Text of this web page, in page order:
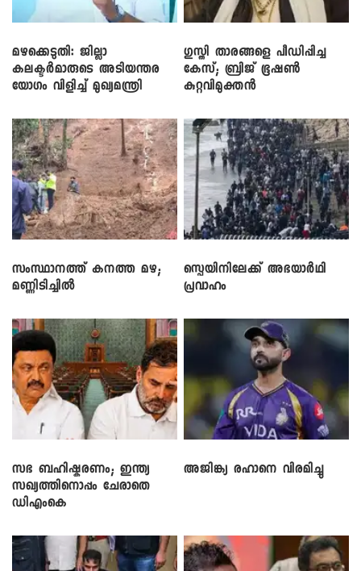
മഴക്കെടുതി: ജില്ലാ
കലക്ടർമാരുടെ അടിയന്തര
യോഗം വിളിച്ച് മുഖ്യമന്ത്രി
​ഗുസ്തി താരങ്ങളെ പീഡിപ്പിച്ച
കേസ്; ബ്രിജ് ഭൂഷൺ
കുറ്റവിമുക്തൻ
സംസ്ഥാനത്ത് കനത്ത മഴ;
മണ്ണിടിച്ചിൽ
സ്പെയിനിലേക്ക് അഭയാർഥി
പ്രവാഹം
സഭ ബഹിഷ്കരണം; ഇന്ത്യ
സഖ്യത്തിനൊപ്പം ചേരാതെ
ഡിഎംകെ
അജിങ്ക്യ രഹാനെ വിരമിച്ചു